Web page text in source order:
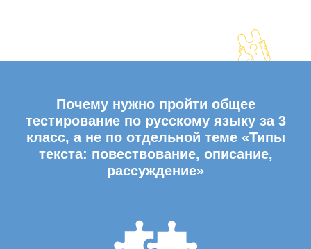
Почему нужно пройти общее
тестирование по русскому языку за 3
класс, а не по отдельной теме «Типы
текста: повествование, описание,
рассуждение»